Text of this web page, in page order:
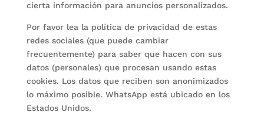
cierta información para anuncios personalizados.
Por favor lea la política de privacidad de estas
redes sociales (que puede cambiar
frecuentemente) para saber que hacen con sus
datos (personales) que procesan usando estas
cookies. Los datos que reciben son anonimizados
lo máximo posible. WhatsApp está ubicado en los
Estados Unidos.